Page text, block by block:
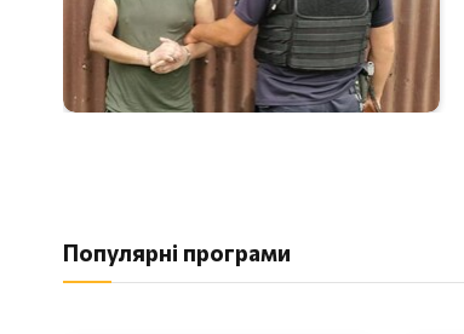
Популярні програми